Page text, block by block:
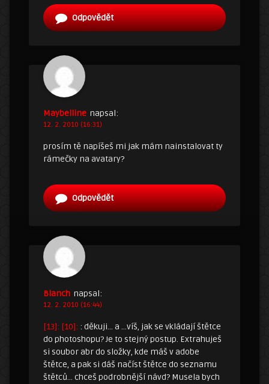
Odpovědět
Maybelline napsal:
12. 2. 2010 (16:31)
prosím tě napíšeš mi jak mám nainstalovat ty
rámečky na avatary?
Odpovědět
Blanch napsal:
12. 2. 2010 (16:44)
[13]: [10]: : děkuji… a …víš, jak se vkládají štětce
do photoshopu? Je to stejný postup. Extrahuješ
si soubor abr do složky, kde máš v adobe
štětce, a pak si dáš načíst štětce do seznamu
štětců… chceš podrobnější návd? Musela bych